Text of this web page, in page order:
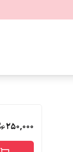
250,000